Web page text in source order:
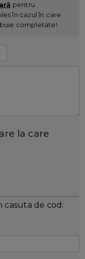
pentru
în cazul în care
completate!
la care
casuta de cod: